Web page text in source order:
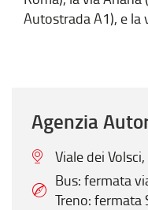
Autostrada A1), e la
Agenzia
Viale dei
Bus: fermata
Treno: fermata